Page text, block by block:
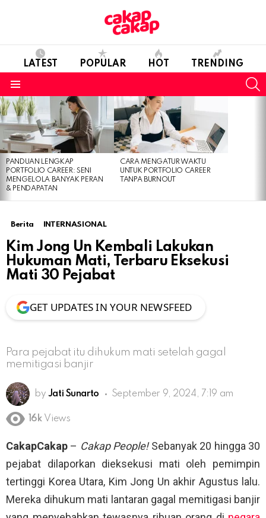
LATEST POPULAR HOT TRENDING
LATEST
STORIES
PANDUAN LENGKAP
PORTFOLIO CAREER: SENI
MENGELOLA BANYAK PERAN
& PENDAPATAN
CARA MENGATUR WAKTU
UNTUK PORTFOLIO CAREER
TANPA BURNOUT
Berita INTERNASIONAL
Kim Jong Un Kembali Lakukan
Hukuman Mati, Terbaru Eksekusi
Mati 30 Pejabat
GET UPDATES IN YOUR NEWSFEED
Para pejabat itu dihukum mati setelah gagal
memitigasi banjir
by Jati Sunarto September 9, 2024, 7:19 am
16k Views
CakapCakap – Cakap People!Sebanyak 20 hingga 30
pejabat dilaporkan dieksekusi mati oleh pemimpin
tertinggi Korea Utara, Kim Jong Un akhir Agustus lalu.
Mereka dihukum mati lantaran gagal memitigasi banjir